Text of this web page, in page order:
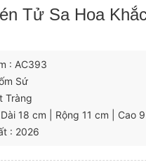
Tử Sa Hoa
: AC393
Sứ
Tràng
18 cm | Rộng 11 cm | Cao
: 2026